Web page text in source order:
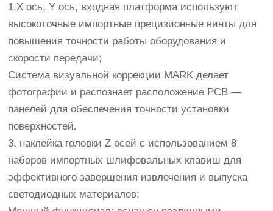
1.X ось, Y ось, входная платформа используют
высокоточные импортные прецизионные винты для
повышения точности работы оборудования и
скорости передачи;
Система визуальной коррекции MARK делает
фотографии и распознает расположение PCB —
панелей для обеспечения точности установки
поверхностей.
3. наклейка головки Z осей с использованием 8
наборов импортных шлифовальных клавиш для
эффективного завершения извлечения и выпуска
светодиодных материалов;